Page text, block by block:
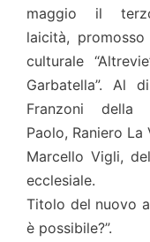
maggio il
laicità, promosso
culturale
Garbatella”. Al
Franzoni
Paolo, Raniero
Marcello Vigli,
ecclesiale.
Titolo del nuovo
è possibile?”.